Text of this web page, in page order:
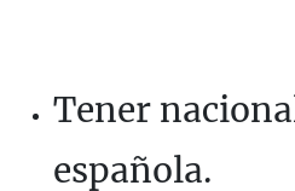
Tener
española.